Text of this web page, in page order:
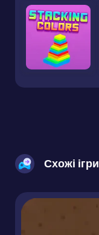
Схожі ігри